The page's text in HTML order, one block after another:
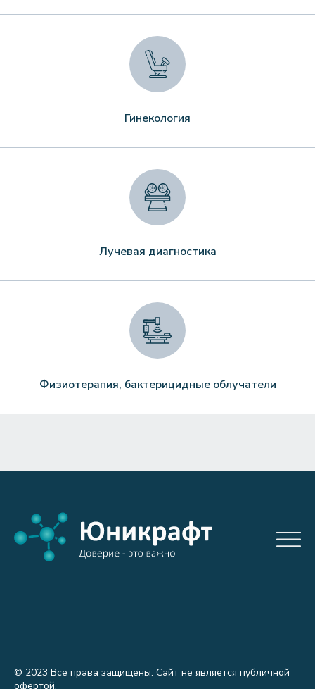
Гинекология
Лучевая диагностика
Физиотерапия, бактерицидные облучатели
© 2023 Все права защищены. Сайт не является публичной
офертой.